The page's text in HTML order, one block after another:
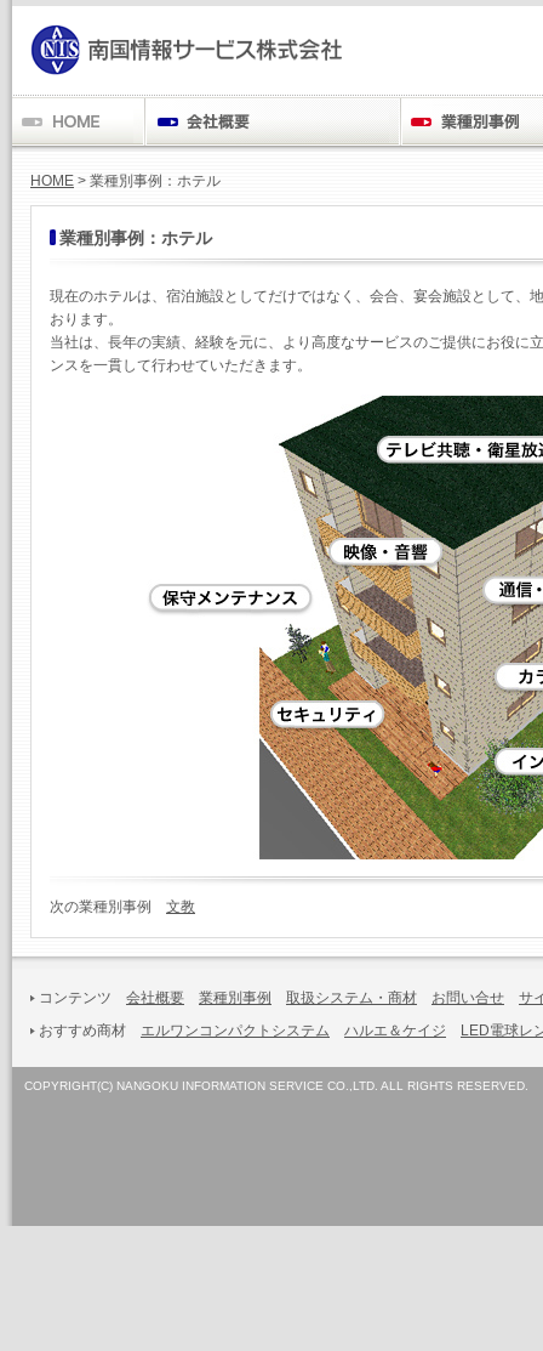
HOME > 業種別事例：ホテル
業種別事例：ホテル
現在のホテルは、宿泊施設としてだけではなく、会合、宴会施設として、
おります。
当社は、長年の実績、経験を元に、より高度なサービスのご提供にお役に
ンスを一貫して行わせていただきます。
次の業種別事例 文教
コンテンツ 会社概要 業種別事例 取扱システム・商材 お問い合せ
サ
おすすめ商材 エルワンコンパクトシステム ハルエ＆ケイジ LED電球レ
COPYRIGHT(C) NANGOKU INFORMATION SERVICE CO.,LTD. ALL RIGHTS RESERVED.